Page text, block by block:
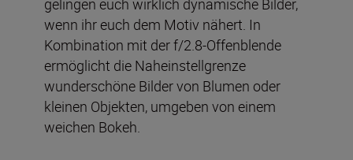
gelingen euch wirklich dynamische Bilder,
wenn ihr euch dem Motiv nähert. In
Kombination mit der f/2.8-Offenblende
ermöglicht die Naheinstellgrenze
wunderschöne Bilder von Blumen oder
kleinen Objekten, umgeben von einem
weichen Bokeh.